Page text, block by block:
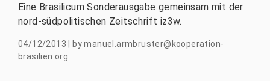
Eine Brasilicum Sonderausgabe gemeinsam mit der
nord-südpolitischen Zeitschrift iz3w.
04/12/2013|bymanuel.armbruster@kooperation-
brasilien.org